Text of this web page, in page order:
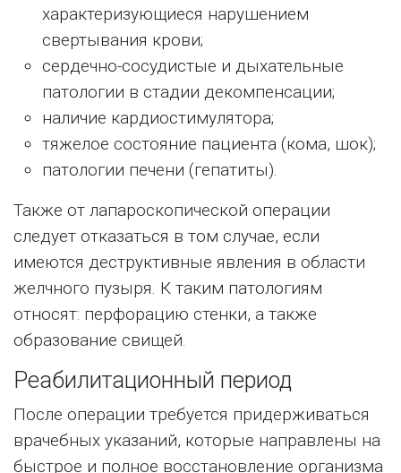
характеризующиеся нарушением
свертывания крови;
сердечно-сосудистые и дыхательные
патологии в стадии декомпенсации;
наличие кардиостимулятора;
тяжелое состояние пациента (кома, шок);
патологии печени (гепатиты).
Также от лапароскопической операции
следует отказаться в том случае, если
имеются деструктивные явления в области
желчного пузыря. К таким патологиям
относят: перфорацию стенки, а также
образование свищей.
Реабилитационный период
После операции требуется придерживаться
врачебных указаний, которые направлены на
быстрое и полное восстановление организма